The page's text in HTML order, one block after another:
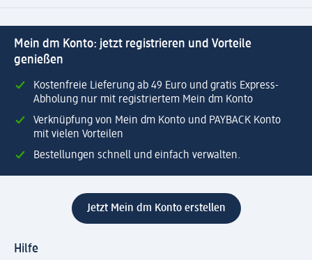
Mein dm Konto: jetzt registrieren und Vorteile
genießen
Kostenfreie Lieferung ab 49 Euro und gratis Express-
Abholung nur mit registriertem Mein dm Konto
Verknüpfung von Mein dm Konto und PAYBACK Konto
mit vielen Vorteilen
Bestellungen schnell und einfach verwalten.
Jetzt Mein dm Konto erstellen
Hilfe